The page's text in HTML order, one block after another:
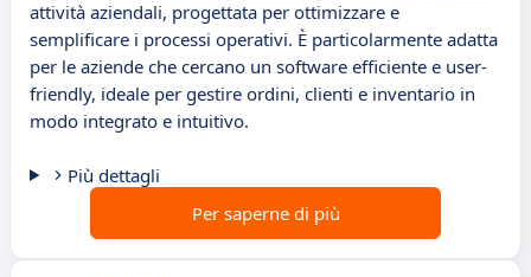
attività aziendali, progettata per ottimizzare e
semplificare i processi operativi. È particolarmente adatta
per le aziende che cercano un software efficiente e user-
friendly, ideale per gestire ordini, clienti e inventario in
modo integrato e intuitivo.
Più dettagli
Per saperne di più